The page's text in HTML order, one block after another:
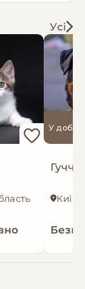
оцінить
Умовна ДН
виїзних
Усі
У добрі
Гуччі